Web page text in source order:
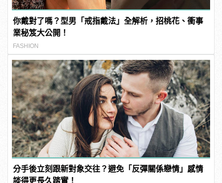
你戴對了嗎？型男「戒指戴法」全解析，招桃花、衝事
業秘笈大公開！
FASHION
分手後立刻跟新對象交往？避免「反彈關係戀情」感情
談得更長久踏實！